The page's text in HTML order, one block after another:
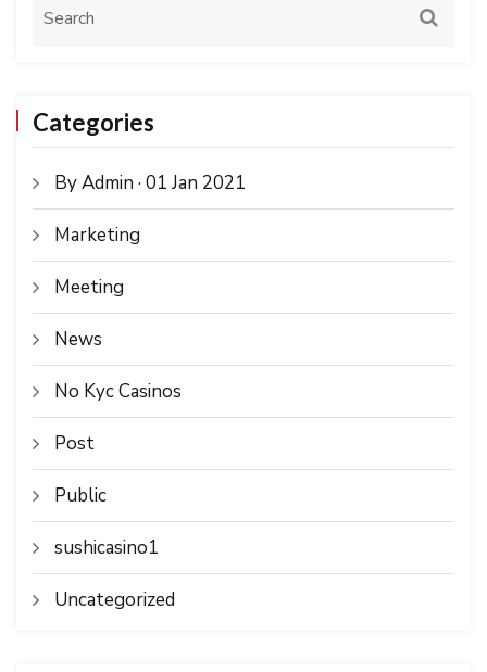
Categories
By Admin · 01 Jan 2021
Marketing
Meeting
News
No Kyc Casinos
Post
Public
sushicasino1
Uncategorized